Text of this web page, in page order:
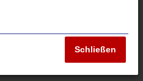
Schließen